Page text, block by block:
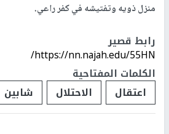
منزل ذويه وتفتيشه في كفر راعي.
رابط قصير
https://nn.najah.edu/55HN/
الكلمات المفتاحية
اعتقال
الاحتلال شابين